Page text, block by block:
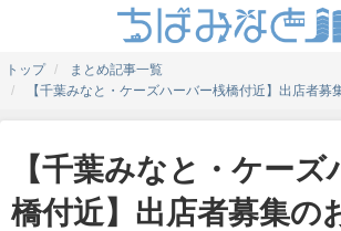
トップ
まとめ記事一覧
【千葉みなと・ケーズハーバー桟橋付近】出店者募
【千葉みなと・ケー
橋付近】出店者募集の